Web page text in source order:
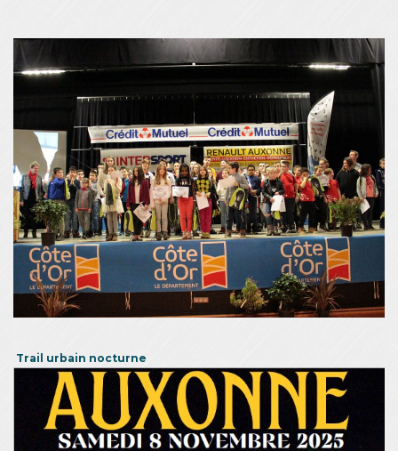
Trail urbain nocturne